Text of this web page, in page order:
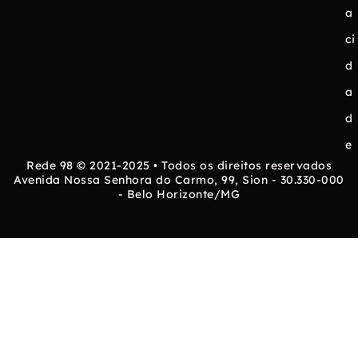
a
ci
d
a
d
e
Rede 98 © 2021-2025 • Todos os direitos reservados
Avenida Nossa Senhora do Carmo, 99, Sion - 30.330-000
- Belo Horizonte/MG